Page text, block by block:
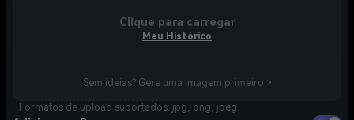
Clique para carregar
Meu Histórico
Sem ideias? Gere uma imagem primeiro >
Formatos de upload suportados: jpg, png, jpeg.